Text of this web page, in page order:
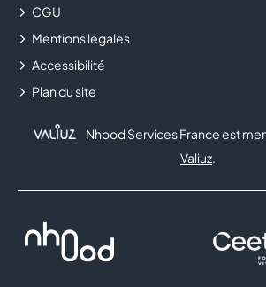
CGU
Mentions légales
Accessibilité
Plan du site
Nhood Services France est
Valiuz.